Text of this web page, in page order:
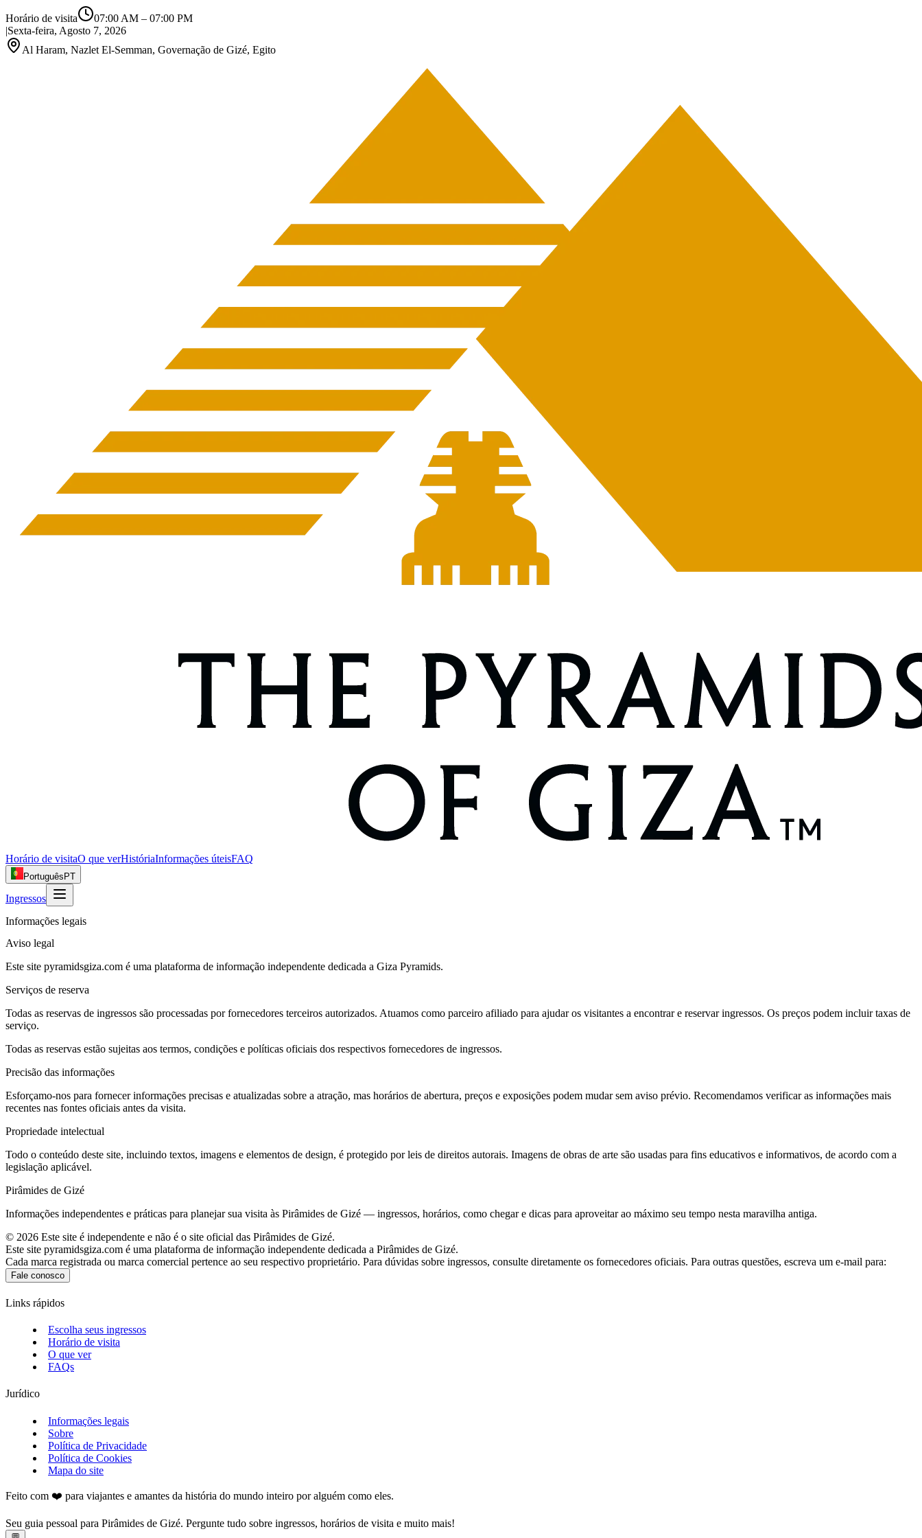
Horário de visita 07:00 AM – 07:00 PM
|Sexta-feira, Agosto 7, 2026
Al Haram, Nazlet El-Semman, Governação de Gizé, Egito
Horário de visitaO que verHistóriaInformações úteisFAQ
Português PT
Ingressos
Informações legais
Aviso legal
Este site pyramidsgiza.com é uma plataforma de informação independente dedicada a Giza Pyramids.
Serviços de reserva
Todas as reservas de ingressos são processadas por fornecedores terceiros autorizados. Atuamos como parceiro afiliado para ajudar os visitantes a encontrar e reservar ingressos. Os preços podem incluir taxas de
serviço.
Todas as reservas estão sujeitas aos termos, condições e políticas oficiais dos respectivos fornecedores de ingressos.
Precisão das informações
Esforçamo-nos para fornecer informações precisas e atualizadas sobre a atração, mas horários de abertura, preços e exposições podem mudar sem aviso prévio. Recomendamos verificar as informações mais
recentes nas fontes oficiais antes da visita.
Propriedade intelectual
Todo o conteúdo deste site, incluindo textos, imagens e elementos de design, é protegido por leis de direitos autorais. Imagens de obras de arte são usadas para fins educativos e informativos, de acordo com a
legislação aplicável.
Pirâmides de Gizé
Informações independentes e práticas para planejar sua visita às Pirâmides de Gizé — ingressos, horários, como chegar e dicas para aproveitar ao máximo seu tempo nesta maravilha antiga.
© 2026 Este site é independente e não é o site oficial das Pirâmides de Gizé.
Este site pyramidsgiza.com é uma plataforma de informação independente dedicada a Pirâmides de Gizé.
Cada marca registrada ou marca comercial pertence ao seu respectivo proprietário. Para dúvidas sobre ingressos, consulte diretamente os fornecedores oficiais. Para outras questões, escreva um e-mail para:
Fale conosco
Links rápidos
Escolha seus ingressos
Horário de visita
O que ver
FAQs
Jurídico
Informações legais
Sobre
Política de Privacidade
Política de Cookies
Mapa do site
Feito com ❤️ para viajantes e amantes da história do mundo inteiro por alguém como eles.
Seu guia pessoal para Pirâmides de Gizé. Pergunte tudo sobre ingressos, horários de visita e muito mais!